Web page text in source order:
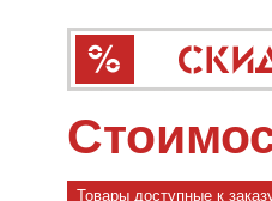
Товары доступные к